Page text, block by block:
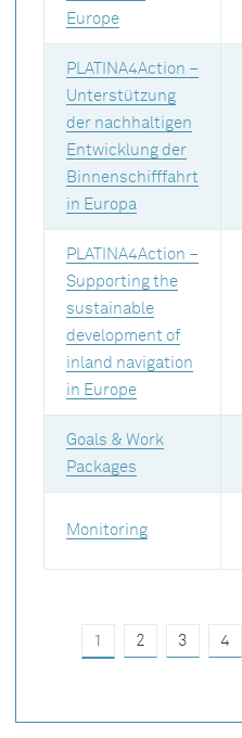
Europe
PLATINA4Action –
Unterstützung
der nachhaltigen
Entwicklung der
Binnenschifffahrt
in Europa
PLATINA4Action –
Supporting the
sustainable
development of
inland navigation
in Europe
Goals & Work
Packages
Monitoring
1 2 3 4